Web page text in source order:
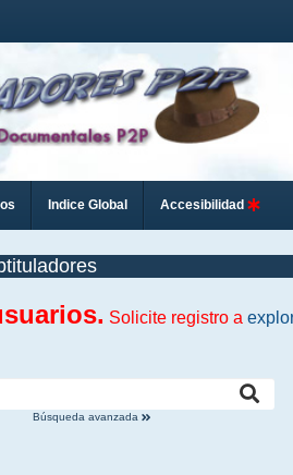
Indice Global Accesibilidad
Solicite registro a
Búsqueda avanzada